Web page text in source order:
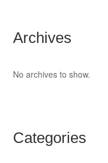
Archives
No archives to show.
Categories